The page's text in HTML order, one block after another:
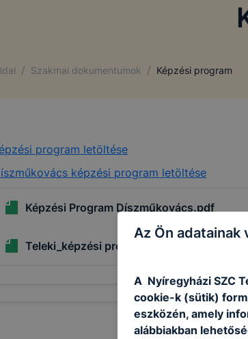
/ Szakmai dokumentumok / Képzési program
program letöltése
képzési program letöltése
Képzési Program Díszműkovács.pdf
Teleki_képzési program_202509.pdf
Az Ön
A Nyíregyházi SZC
cookie-k (sütik)
eszközén, amely
alábbiakban